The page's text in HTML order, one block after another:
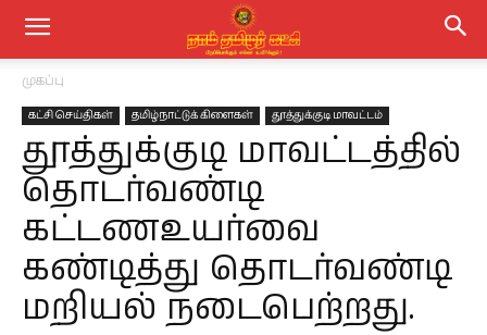
முகப்பு
கட்சி செய்திகள் தமிழ்நாட்டுக் கிளைகள் தூத்துக்குடி மாவட்டம்
தூத்துக்குடி மாவட்டத்தில்
தொடர்வண்டி
கட்டணஉயர்வை
கண்டித்து தொடர்வண்டி
மறியல் நடைபெற்றது.